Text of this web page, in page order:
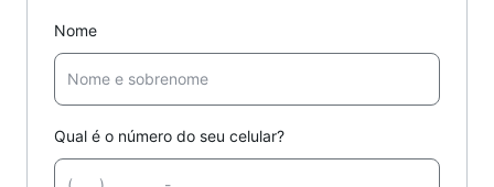
Nome
Qual é o número do seu celular?